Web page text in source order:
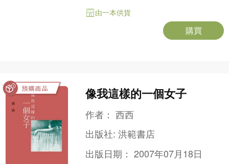
由一本供貨
購買
像我這樣的一個女子
作者：西西
出版社:洪範書店
出版日期：2007年07月18日